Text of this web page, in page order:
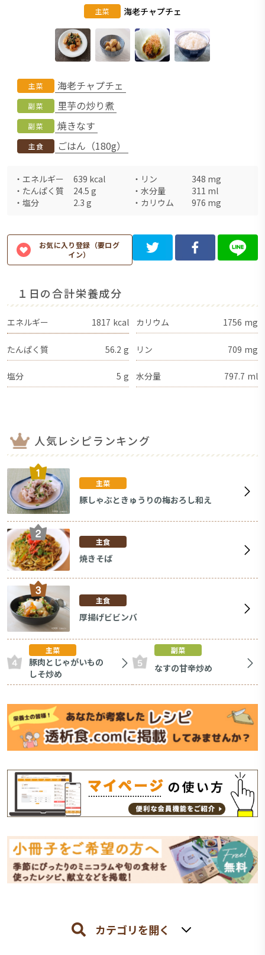
主菜 海老チャプチェ
主菜 海老チャプチェ
副菜 里芋の炒り煮
副菜 焼きなす
主食 ごはん（180g）
・ エネルギー 639 kcal ・ リン 348 mg
・ たんぱく質 24.5 g ・ 水分量 311 ml
・ 塩分 2.3 g ・ カリウム 976 mg
お気に入り登録（要ログ
イン）
１日の合計栄養成分
エネルギー 1817 kcal カリウム 1756 mg
たんぱく質 56.2 g リン 709 mg
塩分 5 g 水分量 797.7 ml
人気レシピランキング
主菜
豚しゃぶときゅうりの梅おろし和え
主食
焼きそば
主食
厚揚げビビンバ
主菜
豚肉とじゃがいもの
しそ炒め
副菜
なすの甘辛炒め
カテゴリを開く